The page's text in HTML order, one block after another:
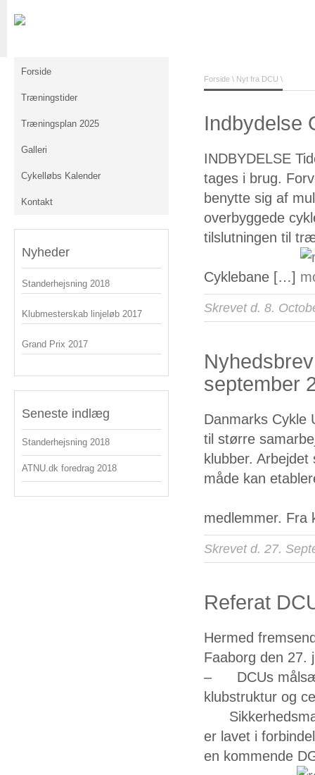
Forside
Træningstider
Træningsplan 2025
Galleri
Cykelløbs Kalender
Kontakt
Nyheder
Standerhejsning 2018
Klubmesterskab linjeløb 2017
Grand Prix 2017
Seneste indlæg
Standerhejsning 2018
ATNU.dk foredrag 2018
Forside \ Nyt fra DCU \
Indbydelse
INDBYDELSE
tages i brug.
benytte sig af
overbyggede
tilslutningen til
Cyklebane […]
Skrevet d. 8.
september
Danmarks Cykle
til større
klubber.
måde kan
medlemmer.
Skrevet d. 27.
Referat
Hermed
Faaborg den 27.
– DCUs
klubstruktur og
er lavet i
en kommende